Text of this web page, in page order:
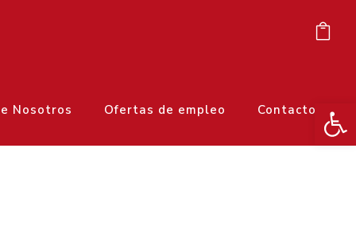
Nosotros Ofertas de empleo Contacto